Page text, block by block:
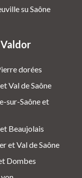
su Saône
dorées
Val de Saône
sur-Saône et
Beaujolais
et Val de Saône
Dombes